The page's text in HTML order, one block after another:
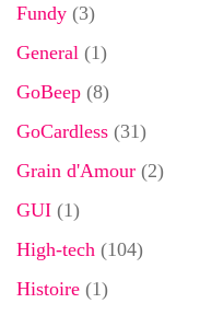
Fundy (3)
General (1)
GoBeep (8)
GoCardless (31)
Grain d'Amour (2)
GUI (1)
High-tech (104)
Histoire (1)